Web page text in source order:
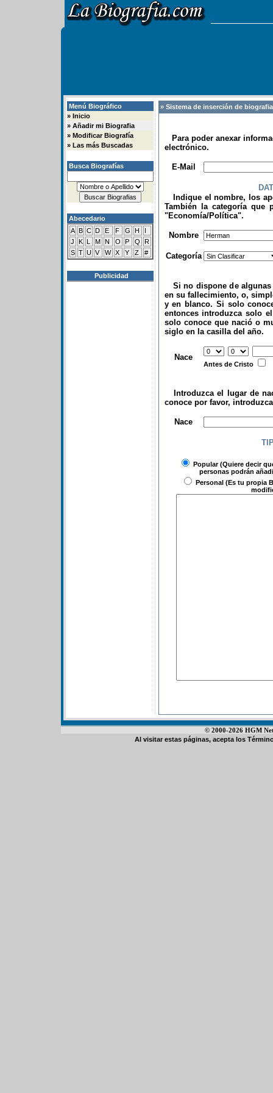
Menú Biográfico
» Inicio
» Añadir mi Biografia
» Modificar Biografía
» Las más Buscadas
Busca Biografías
Abecedario
A B C D E F G H
I
J
K L M N O P Q
R
S T U V W X Y Z #
Publicidad
» Sistema de inserción de
Para poder anexar
electrónico.
E-Mail
Indique el nombre, los
También la categoría que
"Economía/Política".
Nombre
Categoría
Si no dispone de algunas
en su fallecimiento, o,
y en blanco. Si solo
entonces introduzca solo
solo conoce que nació o
siglo en la casilla del año.
Nace
Antes de Cristo
Introduzca el lugar de
conoce por favor,
Nace
Popular(Quiere decir
personas podrán
Personal (Es tu propia
© 2000-2026 HGM
Al visitar estas páginas, acepta los